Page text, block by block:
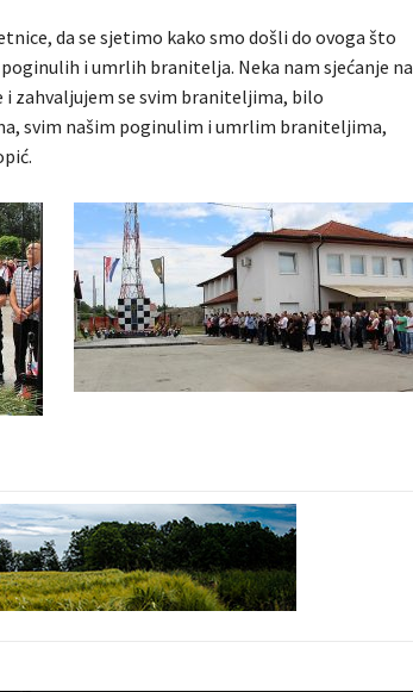
da se sjetimo kako smo došli do ovoga što
i umrlih branitelja. Neka nam sjećanje na
i zahvaljujem se svim braniteljima, bilo
svim našim poginulim i umrlim braniteljima,